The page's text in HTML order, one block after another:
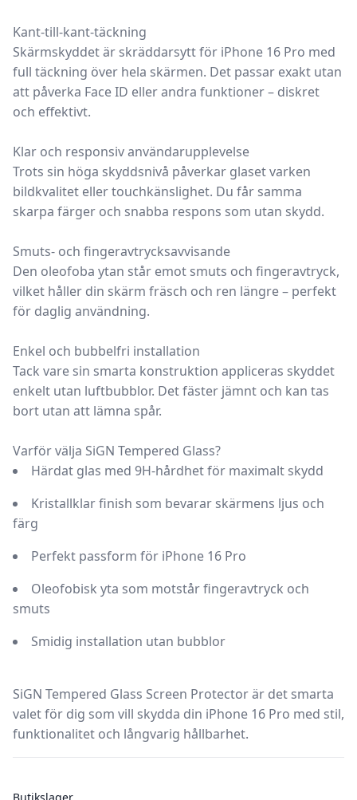
Kant-till-kant-täckning
Skärmskyddet är skräddarsytt för iPhone 16 Pro med
full täckning över hela skärmen. Det passar exakt utan
att påverka Face ID eller andra funktioner – diskret
och effektivt.
Klar och responsiv användarupplevelse
Trots sin höga skyddsnivå påverkar glaset varken
bildkvalitet eller touchkänslighet. Du får samma
skarpa färger och snabba respons som utan skydd.
Smuts- och fingeravtrycksavvisande
Den oleofoba ytan står emot smuts och fingeravtryck,
vilket håller din skärm fräsch och ren längre – perfekt
för daglig användning.
Enkel och bubbelfri installation
Tack vare sin smarta konstruktion appliceras skyddet
enkelt utan luftbubblor. Det fäster jämnt och kan tas
bort utan att lämna spår.
Varför välja SiGN Tempered Glass?
Härdat glas med 9H-hårdhet för maximalt skydd
Kristallklar finish som bevarar skärmens ljus och
färg
Perfekt passform för iPhone 16 Pro
Oleofobisk yta som motstår fingeravtryck och
smuts
Smidig installation utan bubblor
SiGN Tempered Glass Screen Protector är det smarta
valet för dig som vill skydda din iPhone 16 Pro med stil,
funktionalitet och långvarig hållbarhet.